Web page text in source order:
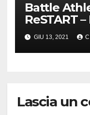
Battle
ReSTART
GIU 13, 2021
Lascia un